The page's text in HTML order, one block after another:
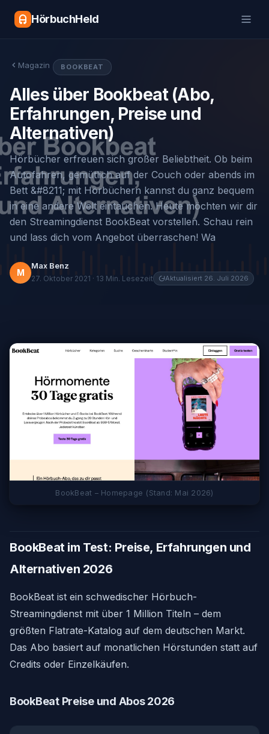
HörbuchHeld
Magazin BOOKBEAT
Alles über Bookbeat (Abo,
Erfahrungen, Preise und
Alternativen)
Hörbücher erfreuen sich großer Beliebtheit. Ob beim
Autofahren, gemütlich auf der Couch oder abends im
Bett &#8211; mit Hörbüchern kannst du ganz bequem
in eine andere Welt eintauchen. Heute möchten wir dir
den Streamingdienst BookBeat vorstellen. Schau rein
und lass dich vom Angebot überraschen! Wa
M
Max Benz
27. Oktober 2021 · 13 Min. Lesezeit Aktualisiert 26. Juli 2026
BookBeat – Homepage (Stand: Mai 2026)
BookBeat im Test: Preise, Erfahrungen und
Alternativen 2026
BookBeat ist ein schwedischer Hörbuch-
Streamingdienst mit über 1 Million Titeln – dem
größten Flatrate-Katalog auf dem deutschen Markt.
Das Abo basiert auf monatlichen Hörstunden statt auf
Credits oder Einzelkäufen.
BookBeat Preise und Abos 2026